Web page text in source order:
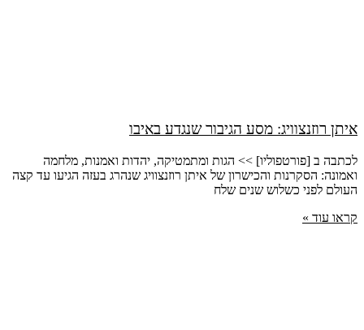
איתן רוזנצוויג: מסע הגיבור שנגדע באיבו
לכתבה ב [פורטפוליו] >> הגות ומתמטיקה, יהדות ואמנות, מלחמה
ואמונה: הסקרנות והכישרון של איתן רוזנצוויג שנהרג בעזה הגיעו עד קצה
העולם לפני כשלוש שנים שלח
קראו עוד »